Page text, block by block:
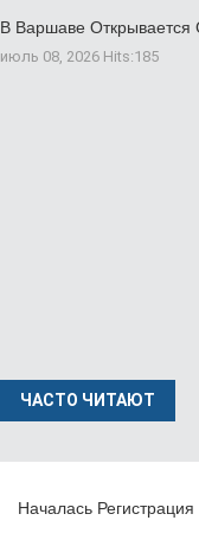
В Варшаве Открывается
июль 08, 2026 Hits:185
ЧАСТО ЧИТАЮТ
Началась